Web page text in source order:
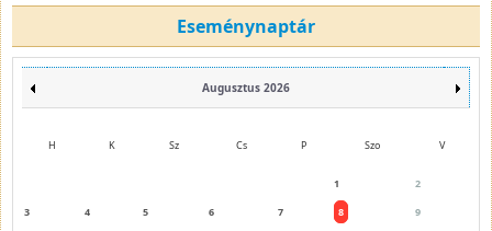
Eseménynaptár
Augusztus 2026
H K Sz Cs P Szo V
1
2
3
4 5 6 7 8
9